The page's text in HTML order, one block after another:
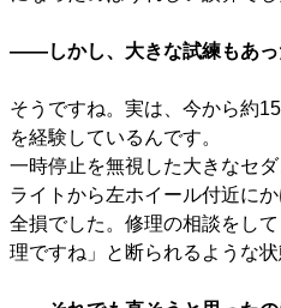
――しかし、大きな試練もあっ
そうですね。実は、今から約
を経験しているんです。
一時停止を無視した大きなセ
ライトから左ホイール付近に
全損でした。修理の相談をし
理ですね」と断られるような状